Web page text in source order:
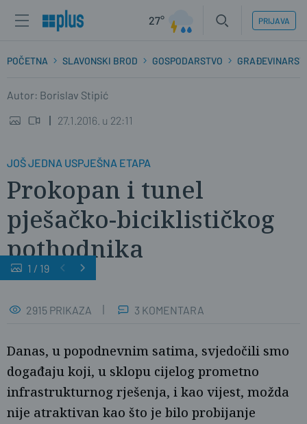
27° PRIJAVA
POČETNA SLAVONSKI BROD GOSPODARSTVO
Autor: Borislav Stipić
27.1.2016. u 22:11
JOŠ JEDNA USPJEŠNA ETAPA
Prokopan i tunel
pješačko-biciklističkog
pothodnika
1 / 19
2915 PRIKAZA 3 KOMENTARA
Danas, u popodnevnim satima, svjedočili smo
događaju koji, u sklopu cijelog prometno
infrastrukturnog rješenja, i kao vijest, možda
nije atraktivan kao što je bilo probijanje